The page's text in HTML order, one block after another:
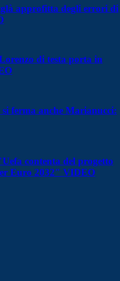
approfitta degli errori di
di testa porta in
ferma anche Marianucci:
contenta del progetto
Euro 2032" VIDEO